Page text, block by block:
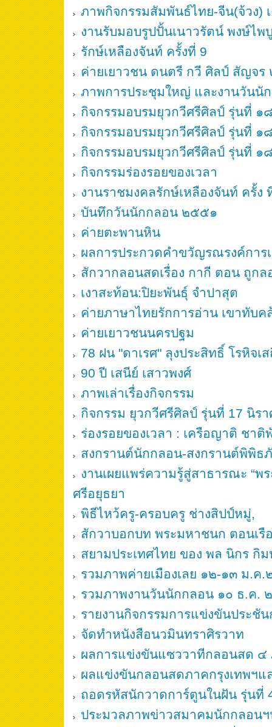
ภาพกิจกรรมสัมพันธ์ไทย-จีน(จ้วง)
งานรับมอบรูปปั้นเนาวรัตน์ พงษ์ไพ
รักษ์เหลืองจันท์ ครั้งที่ 9
ค่ายเยาวชน ดนตรี กวี ศิลป์ สัญจ
ภาพการประชุมใหญ่ และงานวัน
กิจกรรมอบรมยุวกวีศรีศิลป์ รุ่นที่ ๑
กิจกรรมอบรมยุวกวีศรีศิลป์ รุ่นที่ ๑
กิจกรรมอบรมยุวกวีศรีศิลป์ รุ่นที่ ๑
กิจกรรมร่องรอยของเวลา
งานราชมงคลรักษ์เหลืองจันท์ ครั้ง
บันทึกวันนักกลอน ๒๕๕๑
ค่ายตะพานหิน
ผลการประกวดคำขวัญรณรงค์การ
สักวากลอนสดเรื่อง กากี ตอน ถูกล
เงาสะท้อน:ปิยะพันธุ์ จำปาสุต
ค่ายภาษาไทยรักการอ่าน เขาทับค
ค่ายเยาวชนนครปฐม
78 ฝน "ดาเรศ" ลุงประสิทธิ์ โรหิจเ
90 ปี เสนีย์ เสาวพงศ์
ภาพเล่าเรื่องกิจกรรม
กิจกรรม ยุวกวีศรีศิลป์ รุ่นที่ 17 นิรา
ร่องรอยของเวลา : เครือญาติ ชา
สงกรานต์นักกลอน-สงกรานต์พิพิ
งานเผยแพร่ความรู้สู่สาธารณะ “พร
ศรีอยุธยา
พิธีไหว้ครู-ครอบครู ช่างสิปป์หมู่,
สักวาบอกบท พระมหาชนก ตอนเรื
สยามประเทศไทย ของ พล นิกร กิ
รวมภาพค่ายเมืองเลย ๑๒-๑๓ ม.ค
รวมภาพงานวันนักกลอน ๑๐ ธ.ค.
รายงานกิจกรรมการแข่งขันประชั
จัดทำหนังสือนวมินทราศิรวาท
ผลการแข่งขันแซววาทีกลอนสด ๔
ผลแข่งขันกลอนสดภาคกรุงเทพฯ
ถอดรหัสนักวาดการ์ตูนในฝัน รุ่นที่
ประมวลภาพข่าวสมาคมนักกลอน